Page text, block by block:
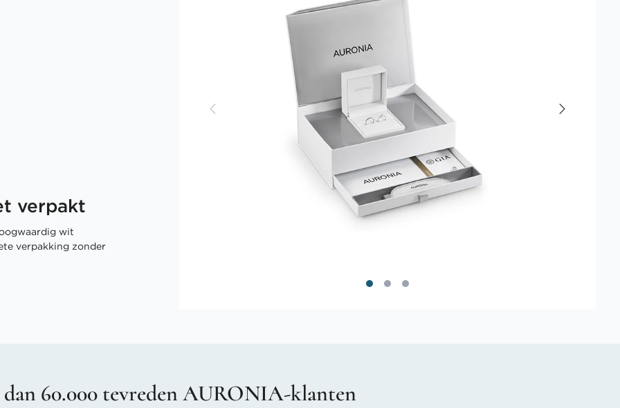
verpakt
wit
verpakking zonder
60.000 tevreden AURONIA-klanten